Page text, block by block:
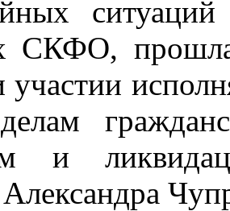
СКФО,
участии
и